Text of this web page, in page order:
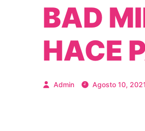
BAD
HACE
Admin Agosto 10, 2021